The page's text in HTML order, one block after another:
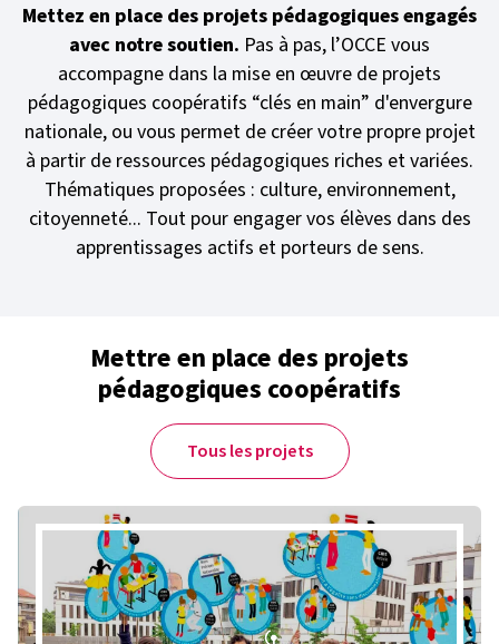
Mettez en place des projets pédagogiques engagés
avec notre soutien. Pas à pas, l’OCCE vous
accompagne dans la mise en œuvre de projets
pédagogiques coopératifs “clés en main” d'envergure
nationale, ou vous permet de créer votre propre projet
à partir de ressources pédagogiques riches et variées.
Thématiques proposées : culture, environnement,
citoyenneté... Tout pour engager vos élèves dans des
apprentissages actifs et porteurs de sens.
Mettre en place des projets
pédagogiques coopératifs
Tous les projets